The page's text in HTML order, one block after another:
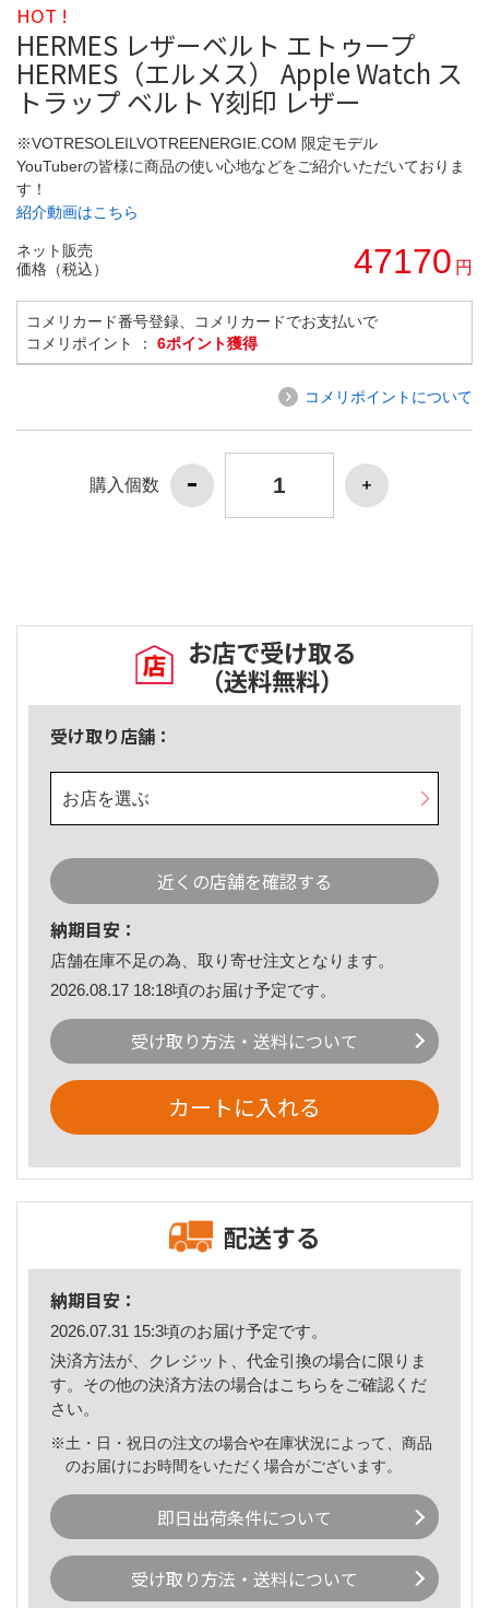
HOT !
HERMES レザーベルト エトゥープ
HERMES（エルメス） Apple Watch ス
トラップ ベルト Y刻印 レザー
※VOTRESOLEILVOTREENERGIE.COM 限定モデル
YouTuberの皆様に商品の使い心地などをご紹介いただいておりま
す！
紹介動画はこちら
ネット販売
価格（税込）
47170 円
コメリカード番号登録、コメリカードでお支払いで
コメリポイント ： 6ポイント獲得
コメリポイントについて
購入個数
お店で受け取る
（送料無料）
受け取り店舗：
お店を選ぶ
近くの店舗を確認する
納期目安：
店舗在庫不足の為、取り寄せ注文となります。
2026.08.17 18:18頃のお届け予定です。
受け取り方法・送料について
カートに入れる
配送する
納期目安：
2026.07.31 15:3頃のお届け予定です。
決済方法が、クレジット、代金引換の場合に限りま
す。その他の決済方法の場合はこちら をご確認くだ
さい。
※土・日・祝日の注文の場合や在庫状況によって、商品
のお届けにお時間をいただく場合がございます。
即日出荷条件について
受け取り方法・送料について